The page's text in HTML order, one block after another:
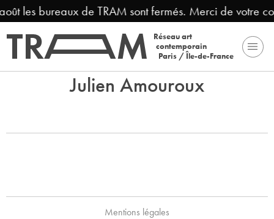
les bureaux de TRAM sont fermés. Merci de votre
Réseau art
contemporain
Paris / Île-de-France
Julien Amouroux
Mentions légales